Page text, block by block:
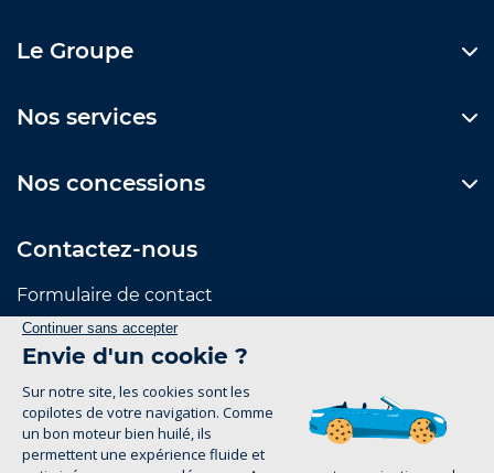
Le Groupe
Nos services
Nos concessions
Contactez-nous
Formulaire de contact
Suivez-nous
Mentions Légales
Politique de confidentialité